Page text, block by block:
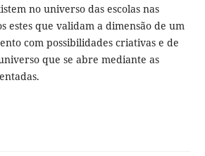
no universo das escolas nas
estes que validam a dimensão de um
com possibilidades criativas e de
que se abre mediante as